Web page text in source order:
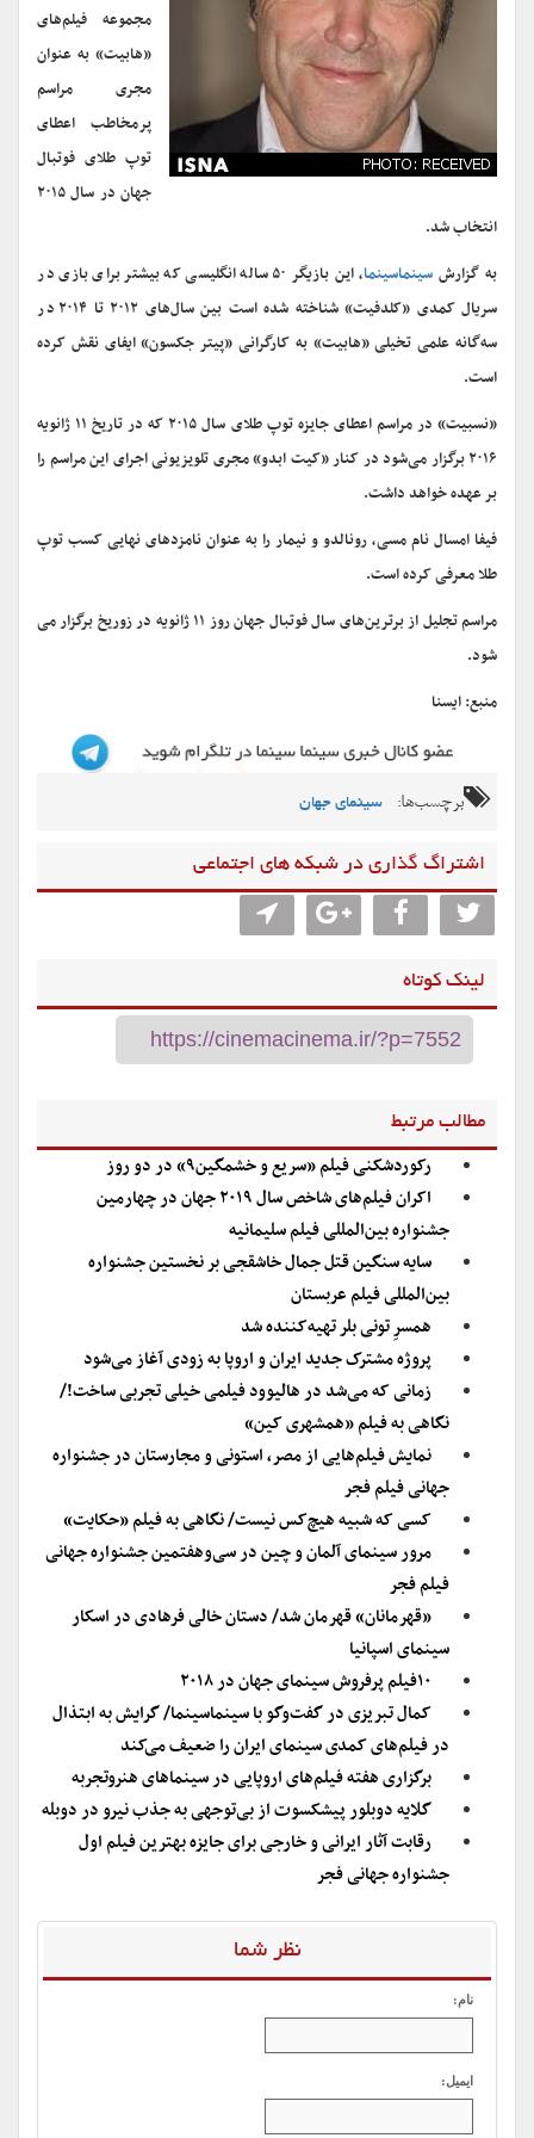
مجموعه فیلم‌های
«هابیت» به عنوان
مجری مراسم
پرمخاطب اعطای
توپ طلای فوتبال
جهان در سال ۲۰۱۵
انتخاب شد.
به گزارش سینماسینما
، این بازیگر ۵۰ ساله انگلیسی که بیشتر برای بازی در
سریال کمدی «کلدفیت» شناخته شده است بین سال‌های ۲۰۱۲ تا ۲۰۱۴ در
سه‌گانه علمی تخیلی «هابیت» به کارگرانی «پیتر جکسون» ایفای نقش کرده
است.
«نسبیت» در مراسم اعطای جایزه توپ طلای سال ۲۰۱۵ که در تاریخ ۱۱ ژانویه
۲۰۱۶ برگزار می‌شود در کنار «کیت ابدو» مجری تلویزیونی اجرای این مراسم را
بر عهده خواهد داشت.
فیفا امسال نام مسی، رونالدو و نیمار را به عنوان نامزدهای نهایی کسب توپ
طلا معرفی کرده است.
مراسم تجلیل از برترین‌های سال فوتبال جهان روز ۱۱ ژانویه در زوریخ برگزار می
شود.
منبع: ایسنا
برچسب‌ها: سینمای جهان
اشتراگ گذاری در شبکه های اجتماعی
لینک کوتاه
مطالب مرتبط
رکوردشکنی فیلم «سریع و خشمگین۹» در دو روز
اکران فیلم‌های شاخص سال ۲۰۱۹ جهان در چهارمین
جشنواره بین‌المللی فیلم سلیمانیه
سایه سنگین قتل جمال خاشقجی بر نخستین جشنواره
بین‌المللی فیلم عربستان
همسرِ تونی بلر تهیه‌کننده شد
پروژه مشترک جدید ایران و اروپا به زودی آغاز می‌شود
زمانی که می‌شد در هالیوود فیلمی خیلی تجربی ساخت!/
نگاهی به فیلم «همشهری کین»
نمایش فیلم‌هایی از مصر، استونی و مجارستان در جشنواره
جهانی فیلم فجر
کسی که شبیه هیچ‌کس نیست/ نگاهی به فیلم «حکایت»
مرور سینمای آلمان و چین در سی‌و‌هفتمین جشنواره جهانی
فیلم فجر
«قهرمانان» قهرمان شد/ دستان خالی فرهادی در اسکار
سینمای اسپانیا
۱۰فیلم پرفروش سینمای جهان در ۲۰۱۸
کمال تبریزی در گفت‌وگو با سینماسینما/ گرایش به ابتذال
در فیلم‌های کمدی سینمای ایران را ضعیف می‌کند
برگزاری هفته فیلم‌های اروپایی در سینماهای هنروتجربه
گلایه دوبلور پیشکسوت از بی‌توجهی به جذب نیرو در دوبله
رقابت آثار ایرانی و خارجی برای جایزه بهترین فیلم اول
جشنواره جهانی فجر
نظر شما
نام:
ایمیل: